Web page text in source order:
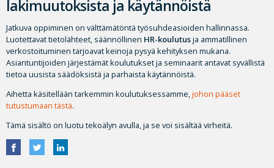
lakimuutoksista ja käytännöistä
Jatkuva oppiminen on välttämätöntä työsuhdeasioiden hallinnassa.
Luotettavat tietolähteet, säännöllinen HR-koulutusja ammatillinen
verkostoituminen tarjoavat keinoja pysyä kehityksen mukana.
Asiantuntijoiden järjestämät koulutukset ja seminaarit antavat syvällistä
tietoa uusista säädöksistä ja parhaista käytännöistä.
Aihetta käsitellään tarkemmin koulutuksessamme,johon pääset
tutustumaan tästä.
Tämä sisältö on luotu tekoälyn avulla, ja se voi sisältää virheitä.